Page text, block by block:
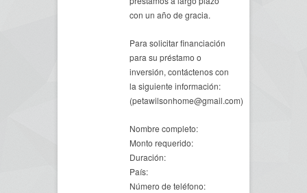
con un año de gracia.
Para solicitar financiación
para su préstamo o
inversión, contáctenos con
la siguiente información:
(petawilsonhome@gmail.com)
Nombre completo:
Monto requerido:
Duración:
País:
Número de teléfono: